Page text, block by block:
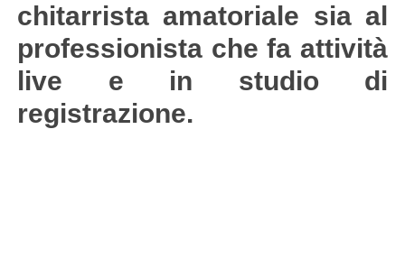
chitarrista amatoriale sia al
professionista che fa attività
live e in studio di
registrazione.